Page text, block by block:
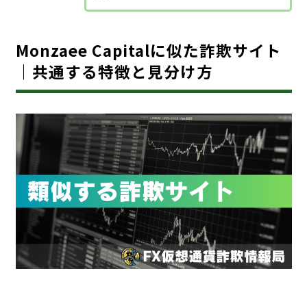
Monzaee Capitalに似た詐欺サイト
｜共通する特徴と見分け方